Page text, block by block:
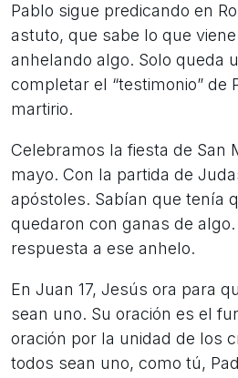
Pablo sigue predicando en
astuto, que sabe lo que
anhelando algo. Solo queda
completar el “testimonio” de
martirio.
Celebramos la fiesta de San
mayo. Con la partida de
apóstoles. Sabían que tenía
quedaron con ganas de
respuesta a ese anhelo.
En Juan 17, Jesús ora para
sean uno. Su oración es el
oración por la unidad de los
todos sean uno, como tú,